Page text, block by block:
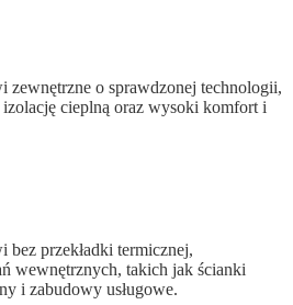
o sprawdzonej technologii,
cieplną oraz wysoki komfort i
przekładki termicznej,
wewnętrznych, takich jak ścianki
i zabudowy usługowe.